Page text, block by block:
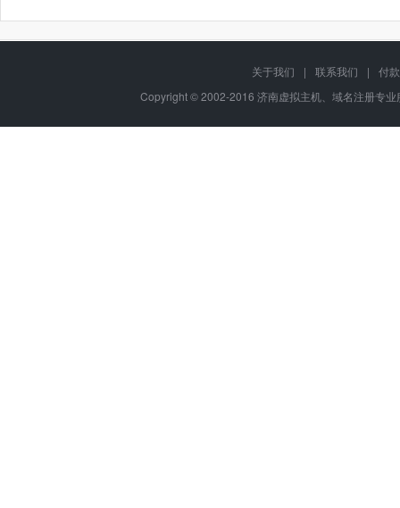
关于我们 | 联系我们 |
付
Copyright © 2002-2016 济南虚拟主机、域名注册专